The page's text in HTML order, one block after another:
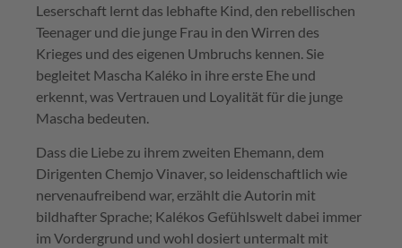
Leserschaft lernt das lebhafte Kind, den rebellischen
Teenager und die junge Frau in den Wirren des
Krieges und des eigenen Umbruchs kennen. Sie
begleitet Mascha Kaléko in ihre erste Ehe und
erkennt, was Vertrauen und Loyalität für die junge
Mascha bedeuten.
Dass die Liebe zu ihrem zweiten Ehemann, dem
Dirigenten Chemjo Vinaver, so leidenschaftlich wie
nervenaufreibend war, erzählt die Autorin mit
bildhafter Sprache; Kalékos Gefühlswelt dabei immer
im Vordergrund und wohl dosiert untermalt mit